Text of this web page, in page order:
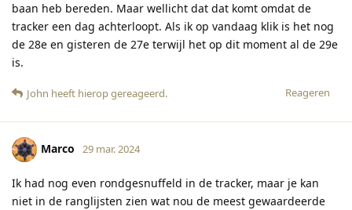
baan heb bereden. Maar wellicht dat dat komt omdat de
tracker een dag achterloopt. Als ik op vandaag klik is het nog
de 28e en gisteren de 27e terwijl het op dit moment al de 29e
is.
Reageren
John heeft hierop gereageerd.
Marco 29 mar. 2024
Ik had nog even rondgesnuffeld in de tracker, maar je kan
niet in de ranglijsten zien wat nou de meest gewaardeerde